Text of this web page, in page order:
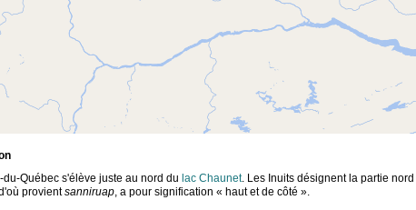
Québec s'élève juste au nord du lac Chaunet. Les Inuits désignent la partie
provientsanniruap, a pour signification « haut et de côté ».